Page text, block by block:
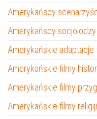
Amerykańscy
Amerykańscy socjolodzy
Amerykańskie adaptacje
Amerykańskie filmy
Amerykańskie filmy
Amerykańskie filmy